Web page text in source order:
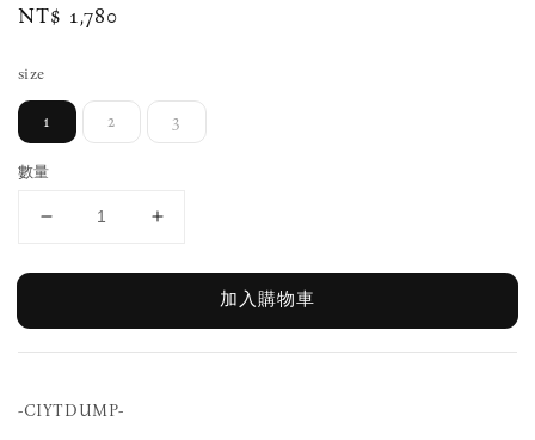
Regular
NT$ 1,780
size
1 2 3
數量
加入購物車
-CIYTDUMP-